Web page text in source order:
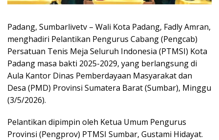
Padang, Sumbarlivetv – Wali Kota Padang, Fadly Amran,
menghadiri Pelantikan Pengurus Cabang (Pengcab)
Persatuan Tenis Meja Seluruh Indonesia (PTMSI) Kota
Padang masa bakti 2025-2029, yang berlangsung di
Aula Kantor Dinas Pemberdayaan Masyarakat dan
Desa (PMD) Provinsi Sumatera Barat (Sumbar), Minggu
(3/5/2026).
Pelantikan dipimpin oleh Ketua Umum Pengurus
Provinsi (Pengprov) PTMSI Sumbar, Gustami Hidayat.